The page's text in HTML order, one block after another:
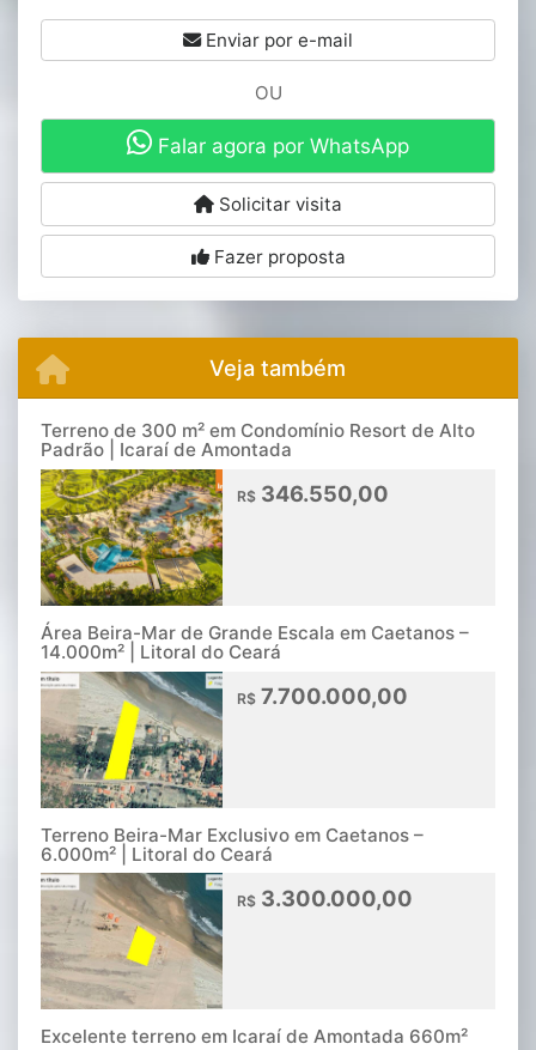
Enviar por e-mail
OU
Falar agora por WhatsApp
Solicitar visita
Fazer proposta
Veja também
Terreno de 300 m² em Condomínio Resort de Alto
Padrão | Icaraí de Amontada
R$ 346.550,00
Área Beira-Mar de Grande Escala em Caetanos –
14.000m² | Litoral do Ceará
R$ 7.700.000,00
Terreno Beira-Mar Exclusivo em Caetanos –
6.000m² | Litoral do Ceará
R$ 3.300.000,00
Excelente terreno em Icaraí de Amontada 660m²